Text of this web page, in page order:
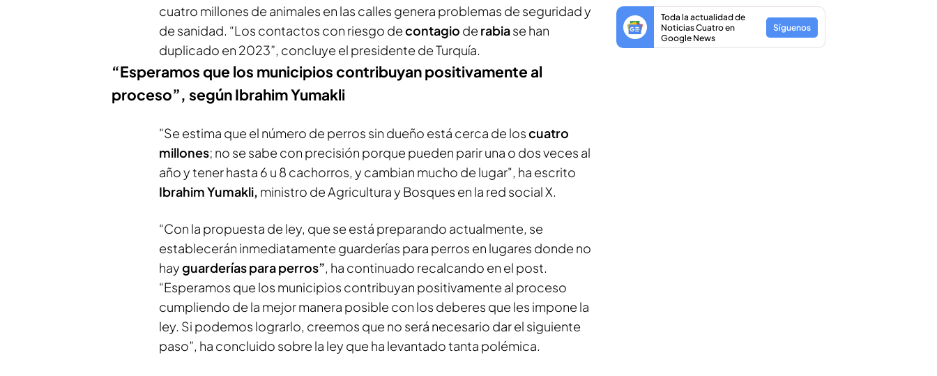
cuatro millones de animales en las calles genera problemas de seguridad y
de sanidad. “Los contactos con riesgo decontagio de rabiase han
duplicado en 2023”, concluye el presidente de Turquía.
“Esperamos que los municipios contribuyan positivamente al
proceso”, según Ibrahim Yumakli
"Se estima que el número de perros sin dueño está cerca de loscuatro
millones; no se sabe con precisión porque pueden parir una o dos veces al
año y tener hasta 6 u 8 cachorros, y cambian mucho de lugar", ha escrito
Ibrahim Yumakli, ministro de Agricultura y Bosques en la red social X.
Toda la actualidad de
Noticias Cuatro en
Google News
Síguenos
“Con la propuesta de ley, que se está preparando actualmente, se
establecerán inmediatamente guarderías para perros en lugares donde no
hayguarderías para perros”, ha continuado recalcando en el post.
“Esperamos que los municipios contribuyan positivamente al proceso
cumpliendo de la mejor manera posible con los deberes que les impone la
ley. Si podemos lograrlo, creemos que no será necesario dar el siguiente
paso”, ha concluido sobre la ley que ha levantado tanta polémica.